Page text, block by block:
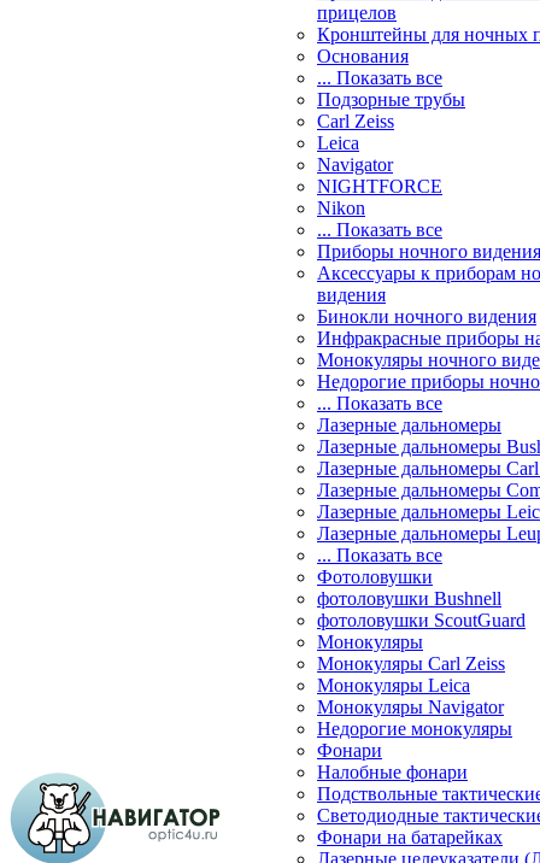
прицелов
Кронштейны для ночных
Основания
... Показать все
Подзорные трубы
Carl Zeiss
Leica
Navigator
NIGHTFORCE
Nikon
... Показать все
Приборы ночного видения
Аксессуары к приборам
видения
Бинокли ночного видения
Инфракрасные приборы
Монокуляры ночного
Недорогие приборы
... Показать все
Лазерные дальномеры
Лазерные дальномеры
Лазерные дальномеры
Лазерные дальномеры
Лазерные дальномеры
Лазерные дальномеры
... Показать все
Фотоловушки
фотоловушки Bushnell
фотоловушки ScoutGuard
Монокуляры
Монокуляры Carl Zeiss
Монокуляры Leica
Монокуляры Navigator
Недорогие монокуляры
Фонари
Налобные фонари
Подствольные
Светодиодные
Фонари на батарейках
Лазерные целеуказатели